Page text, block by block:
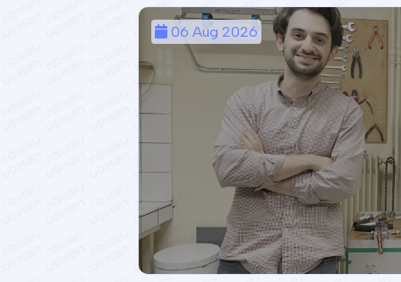
06 Aug 2026